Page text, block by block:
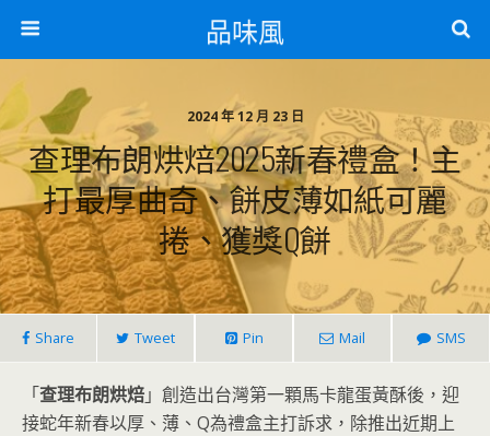
品味風
2024 年 12 月 23 日
查理布朗烘焙2025新春禮盒！主
打最厚曲奇、餅皮薄如紙可麗
捲、獲獎Q餅
Share Tweet Pin Mail SMS
「查理布朗烘焙」創造出台灣第一顆馬卡龍蛋黃酥後，迎
接蛇年新春以厚、薄、Q為禮盒主打訴求，除推出近期上